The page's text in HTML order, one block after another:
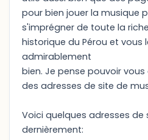
pour bien jouer la musique
s'imprégner de toute la
historique du Pérou et vous
admirablement
bien. Je pense pouvoir
des adresses de site de
Voici quelques adresses de
dernièrement: